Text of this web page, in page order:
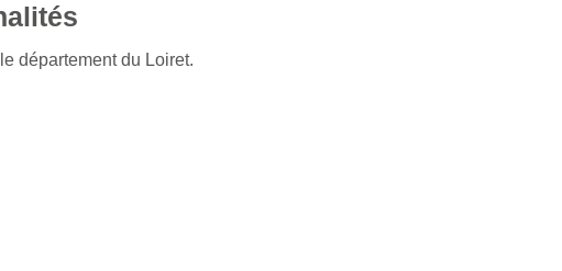
département du Loiret.